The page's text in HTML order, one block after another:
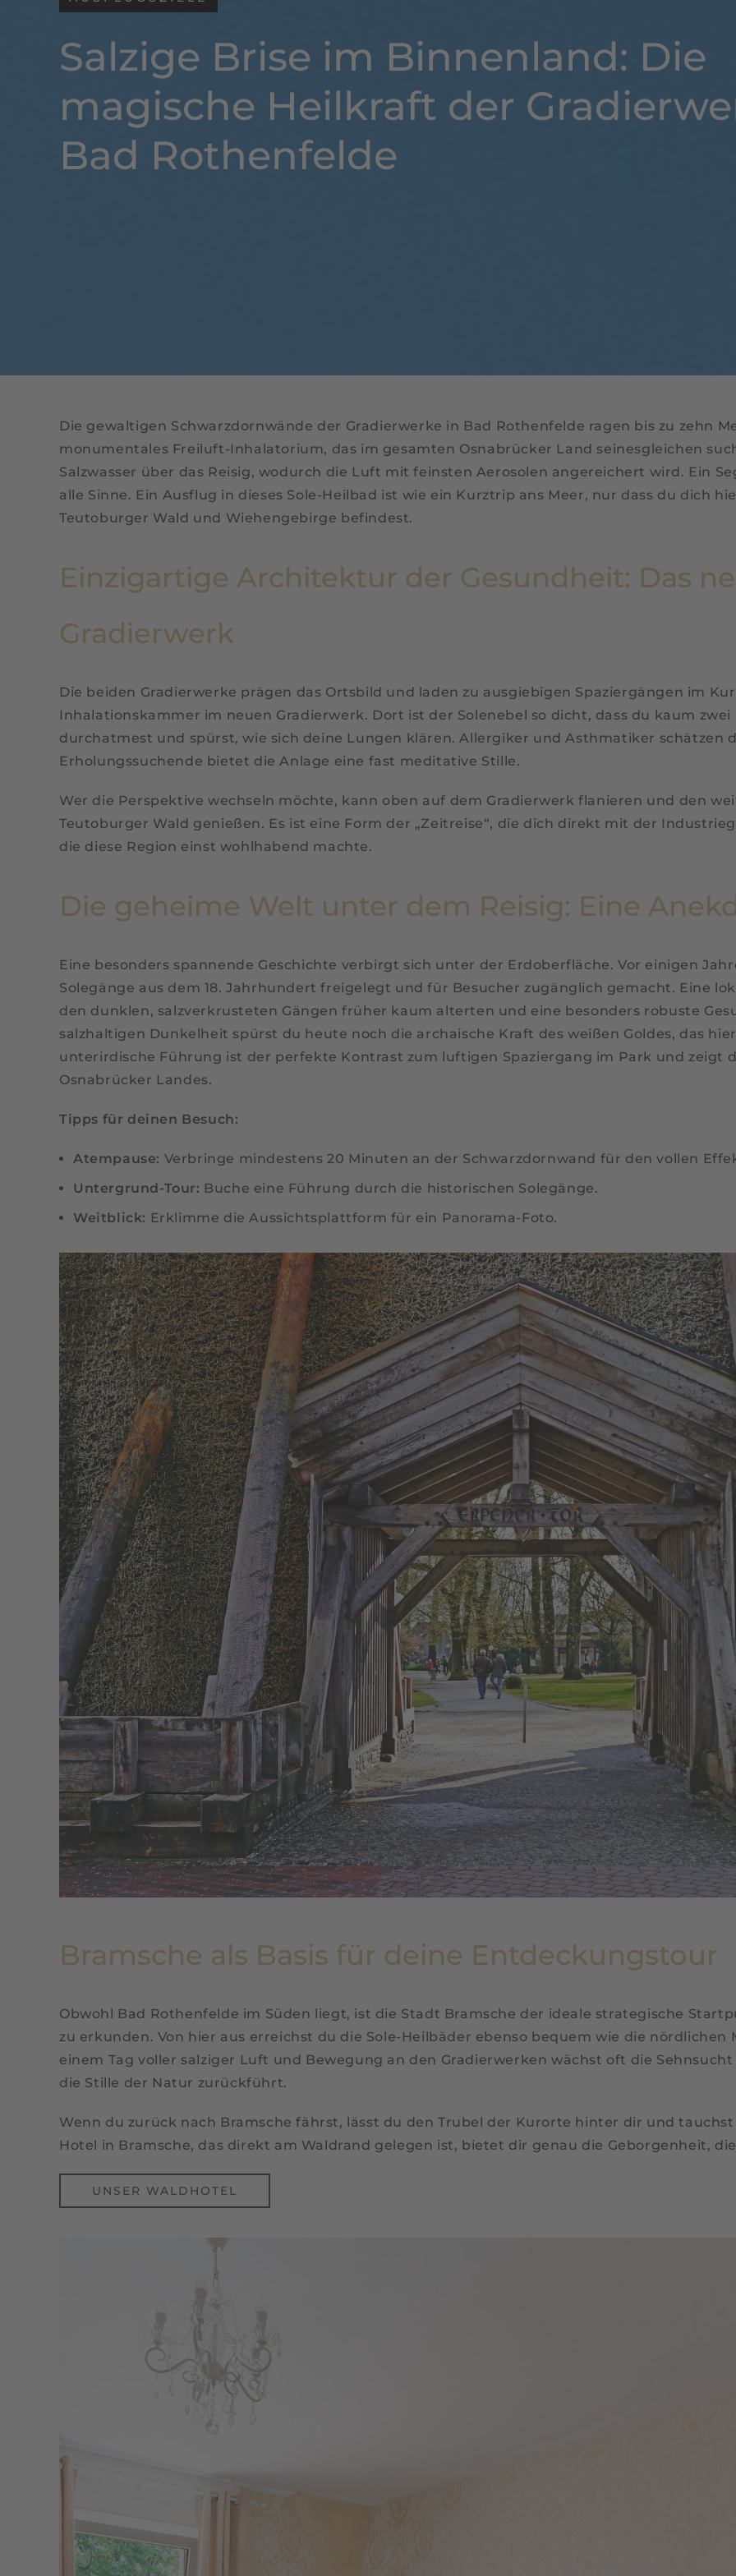
Salzige Brise im Binnenland: Die
magische Heilkraft der
Bad Rothenfelde
Die gewaltigen Schwarzdornwände der Gradierwerke in Bad Rothenfelde ragen bis zu zehn
monumentales Freiluft-Inhalatorium, das im gesamten Osnabrücker Land seinesgleichen
Salzwasser über das Reisig, wodurch die Luft mit feinsten Aerosolen angereichert wird. Ein
alle Sinne. Ein Ausflug in dieses Sole-Heilbad ist wie ein Kurztrip ans Meer, nur dass du dich
Teutoburger Wald und Wiehengebirge befindest.
Einzigartige Architektur der Gesundheit: Das
Gradierwerk
Die beiden Gradierwerke prägen das Ortsbild und laden zu ausgiebigen Spaziergängen im
Inhalationskammer im neuen Gradierwerk. Dort ist der Solenebel so dicht, dass du kaum
durchatmest und spürst, wie sich deine Lungen klären. Allergiker und Asthmatiker schätzen
Erholungssuchende bietet die Anlage eine fast meditative Stille.
Wer die Perspektive wechseln möchte, kann oben auf dem Gradierwerk flanieren und den
Teutoburger Wald genießen. Es ist eine Form der „Zeitreise“, die dich direkt mit der
die diese Region einst wohlhabend machte.
Die geheime Welt unter dem Reisig: Eine
Eine besonders spannende Geschichte verbirgt sich unter der Erdoberfläche. Vor einigen
Solegänge aus dem 18. Jahrhundert freigelegt und für Besucher zugänglich gemacht. Eine
den dunklen, salzverkrusteten Gängen früher kaum alterten und eine besonders robuste
salzhaltigen Dunkelheit spürst du heute noch die archaische Kraft des weißen Goldes, das
unterirdische Führung ist der perfekte Kontrast zum luftigen Spaziergang im Park und zeigt
Osnabrücker Landes.
Tipps für deinen Besuch:
Atempause: Verbringe mindestens 20 Minuten an der Schwarzdornwand für den vollen
Untergrund-Tour: Buche eine Führung durch die historischen Solegänge.
Weitblick: Erklimme die Aussichtsplattform für ein Panorama-Foto.
Bramsche als Basis für deine Entdeckungstour
Obwohl Bad Rothenfelde im Süden liegt, ist die Stadt Bramsche der ideale strategische
zu erkunden. Von hier aus erreichst du die Sole-Heilbäder ebenso bequem wie die
einem Tag voller salziger Luft und Bewegung an den Gradierwerken wächst oft die
die Stille der Natur zurückführt.
Wenn du zurück nach Bramsche fährst, lässt du den Trubel der Kurorte hinter dir und
Hotel in Bramsche, das direkt am Waldrand gelegen ist, bietet dir genau die Geborgenheit,
UNSER WALDHOTEL